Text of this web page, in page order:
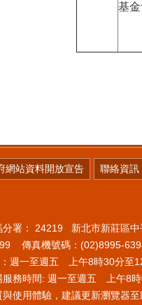
基
網站資料開放宣告 聯絡資訊
署： 24219 新北市新莊區中
傳真機號碼：(02)8995-
週一至週五 上午8時30分至
服務時間: 週一至週五 上午8
使用體驗，建議更新瀏覽器至